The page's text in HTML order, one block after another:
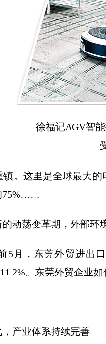
徐福记AGV智能
受
这里是全球最大的
75%……
荡变革期，外部环
，东莞外贸进出口
。东莞外贸企业
产业体系持续完善